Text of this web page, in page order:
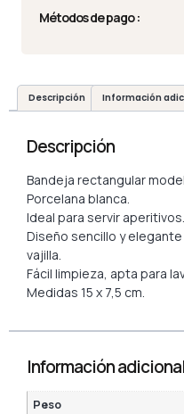
Métodos de pago :
Descripción Información
Descripción
Bandeja rectangular
Porcelana blanca.
Ideal para servir aperitivos.
Diseño sencillo y
vajilla.
Fácil limpieza, apta para
Medidas 15 x 7,5 cm.
Información
Peso